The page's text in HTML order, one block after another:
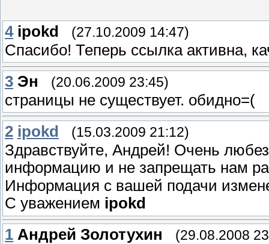
4 ipokd (27.10.2009 14:47)
Спасибо! Теперь ссылка активна,
3 Эн (20.06.2009 23:45)
страницы не существует. обидно=(
2 ipokd (15.03.2009 21:12)
Здравствуйте, Андрей! Очень
информацию и не запрещать нам
Информация с вашей подачи
С уважением ipokd
1 Андрей Золотухин (29.08.2008